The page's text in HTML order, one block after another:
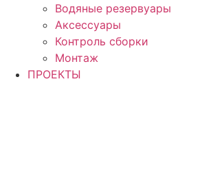
Водяные резервуары
Аксессуары
Контроль сборки
Монтаж
ПРОЕКТЫ